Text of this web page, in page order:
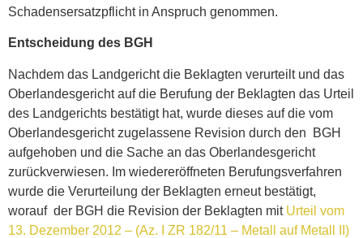
Schadensersatzpflicht in Anspruch genommen.
Entscheidung des BGH
Nachdem das Landgericht die Beklagten verurteilt und das
Oberlandesgericht auf die Berufung der Beklagten das Urteil
des Landgerichts bestätigt hat, wurde dieses auf die vom
Oberlandesgericht zugelassene Revision durch den BGH
aufgehoben und die Sache an das Oberlandesgericht
zurückverwiesen. Im wiedereröffneten Berufungsverfahren
wurde die Verurteilung der Beklagten erneut bestätigt,
worauf der BGH die Revision der Beklagten mit Urteil vom
13. Dezember 2012 – (Az. I ZR 182/11 – Metall auf Metall II)